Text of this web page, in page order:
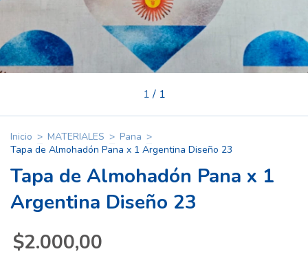
1/ 1
Inicio > MATERIALES > Pana >
Tapa de Almohadón Pana x 1 Argentina Diseño 23
Tapa de Almohadón Pana x 1
Argentina Diseño 23
$2.000,00